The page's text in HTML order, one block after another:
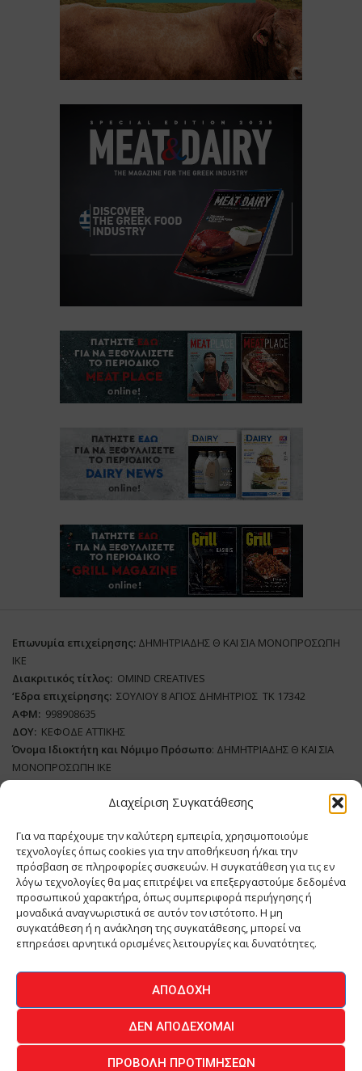
Διαχείριση Συγκατάθεσης
Για να παρέχουμε την καλύτερη εμπειρία, χρησιμοποιούμε
τεχνολογίες όπως cookies για την αποθήκευση ή/και την
πρόσβαση σε πληροφορίες συσκευών. Η συγκατάθεση για τις εν
λόγω τεχνολογίες θα μας επιτρέψει να επεξεργαστούμε δεδομένα
προσωπικού χαρακτήρα, όπως συμπεριφορά περιήγησης ή
μοναδικά αναγνωριστικά σε αυτόν τον ιστότοπο. Η μη
συγκατάθεση ή η ανάκληση της συγκατάθεσης, μπορεί να
επηρεάσει αρνητικά ορισμένες λειτουργίες και δυνατότητες.
ΑΠΟΔΟΧΉ
ΔΕΝ ΑΠΟΔΈΧΟΜΑΙ
ΠΡΟΒΟΛΉ ΠΡΟΤΙΜΉΣΕΩΝ
Επωνυμία επιχείρησης: ΔΗΜΗΤΡΙΑΔΗΣ Θ ΚΑΙ ΣΙΑ ΜΟΝΟΠΡΟΣΩΠΗ
ΙΚΕ
Διακριτικός τίτλος: ΟΜΙΝD CREATIVES
‘Eδρα επιχείρησης: ΣΟΥΛΙΟΥ 8 ΑΓΙΟΣ ΔΗΜΗΤΡΙΟΣ ΤΚ 17342
ΑΦΜ: 998908635
ΔΟΥ: ΚΕΦΟΔΕ ΑΤΤΙΚΗΣ
Όνομα Ιδιοκτήτη και Νόμιμο Πρόσωπο: ΔΗΜΗΤΡΙΑΔΗΣ Θ ΚΑΙ ΣΙΑ
ΜΟΝΟΠΡΟΣΩΠΗ ΙΚΕ
Διευθυντής Σύνταξης:ΑΘΑΝΑΣΙΟΣ ΑΝΤΩΝΙΟΥ
ΔικαιούχοςDomain:ΔΗΜΗΤΡΙΑΔΗΣ Θ ΚΑΙ ΣΙΑ ΜΟΝΟΠΡΟΣΩΠΗ ΙΚΕ
Διευθυντής: ΕΥΘΥΜΙΑΤΟΥ ΜΑΡΙΑ
Διαχειριστής:
ΕΥΘΥΜΙΑΤΟΥ ΜΑΡΙΑ
Δήλωση Συμμόρφωσης
ΕΠΙΚΟΙΝΩΝΙΑ